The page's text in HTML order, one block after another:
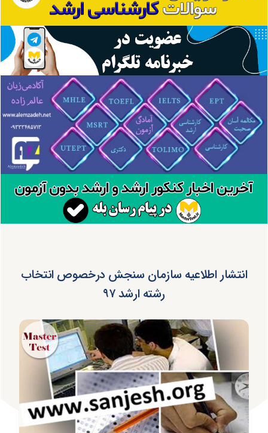
انتشار اطلاعیه سازمان سنجش درخصوص انتخاب
رشته ارشد ۹۷